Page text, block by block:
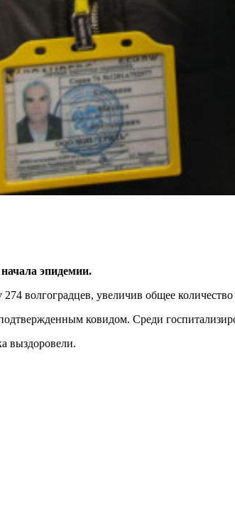
эпидемии.
волгоградцев, увеличив общее количество
ковидом. Среди
выздоровели.